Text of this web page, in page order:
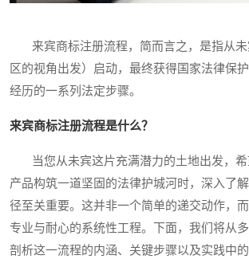
来宾商标注册流程，简而言之，是指从未
区的视角出发）启动，最终获得国家法律保
经历的一系列法定步骤。
来宾商标注册流程是什么？
当您从未宾这片充满潜力的土地出发，希
产品构筑一道坚固的法律护城河时，深入了
径至关重要。这并非一个简单的递交动作，而
专业与耐心的系统性工程。下面，我们将从
剖析这一流程的内涵、关键步骤以及实践中的